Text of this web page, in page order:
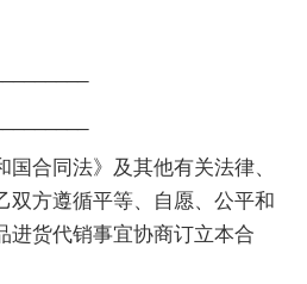
合同法》及其他有关法律、
双方遵循平等、自愿、公平和
进货代销事宜协商订立本合